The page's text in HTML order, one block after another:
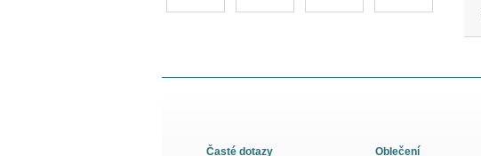
Časté dotazy
Oblečení